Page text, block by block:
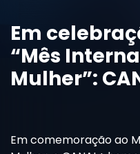
Em
“Mês
Mulher”:
Em comemoração ao